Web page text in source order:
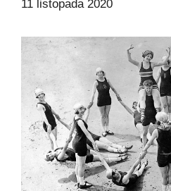
11 listopada 2020